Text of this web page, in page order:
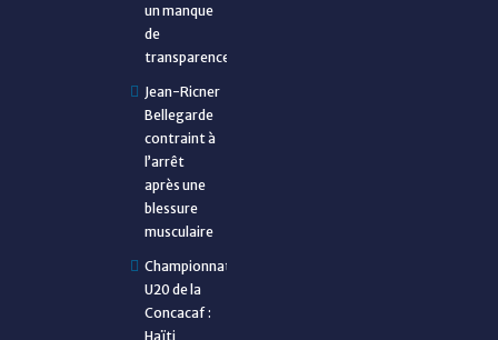
un manque
de
transparence
Jean-Ricner
Bellegarde
contraint à
l’arrêt
après une
blessure
musculaire
Championnat
U20 de la
Concacaf :
Haïti